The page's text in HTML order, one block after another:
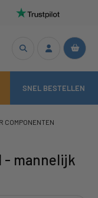
SNEL BESTELLEN
COMPONENTEN
- mannelijk